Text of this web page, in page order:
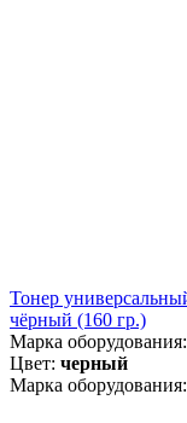
Тонер
чёрный (160 гр.)
Марка оборудования:
Цвет: черный
Марка